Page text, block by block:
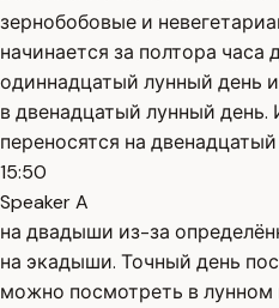
зернобобовые и
начинается за полтора часа
одиннадцатый лунный день
в двенадцатый лунный
переносятся на
15:50
Speaker A
на двадыши из-за
на экадыши. Точный день
можно посмотреть в лунном